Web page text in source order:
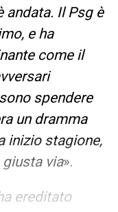
andata. Il Psg è
e ha
come il
spendere
un dramma
inizio stagione,
via».
ereditato